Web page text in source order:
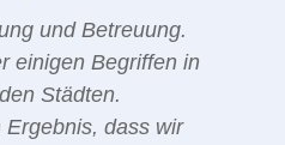
und Betreuung.
einigen Begriffen in
Städten.
dass wir